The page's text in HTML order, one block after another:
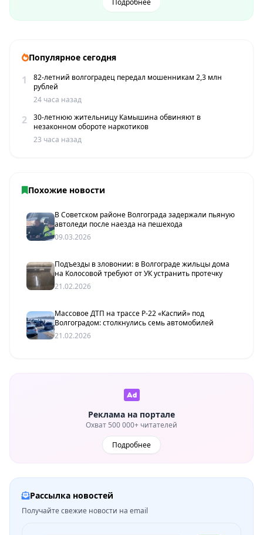
Популярное сегодня
1
82-летний волгоградец передал мошенникам 2,3 млн
рублей
24 часа назад
2
30-летнюю жительницу Камышина обвиняют в
незаконном обороте наркотиков
23 часа назад
Похожие новости
В Советском районе Волгограда задержали пьяную
автоледи после наезда на пешехода
09.03.2026
Подъезды в зловонии: в Волгограде жильцы дома
на Колосовой требуют от УК устранить протечку
21.02.2026
Массовое ДТП на трассе Р-22 «Каспий» под
Волгоградом: столкнулись семь автомобилей
21.02.2026
Реклама на портале
Охват 500 000+ читателей
Подробнее
Рассылка новостей
Получайте свежие новости на email